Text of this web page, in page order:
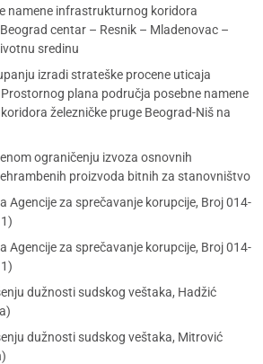
namene infrastrukturnog koridora
centar – Resnik – Mladenovac –
sredinu
izradi strateške procene uticaja
plana područja posebne namene
železničke pruge Beograd-Niš na
ograničenju izvoza osnovnih
proizvoda bitnih za stanovništvo
Agencije za sprečavanje korupcije, Broj 014-
Agencije za sprečavanje korupcije, Broj 014-
dužnosti sudskog veštaka, Hadžić
dužnosti sudskog veštaka, Mitrović